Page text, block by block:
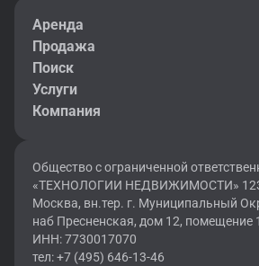
Аренда
Продажа
Поиск
Услуги
Компания
Общество с ограниченной
«ТЕХНОЛОГИИ НЕДВИЖИМОСТИ»
Москва, вн.тер. г. Муниципальный
наб Пресненская, дом 12, помещение
ИНН: 7730017070
тел: +7 (495) 646-13-46